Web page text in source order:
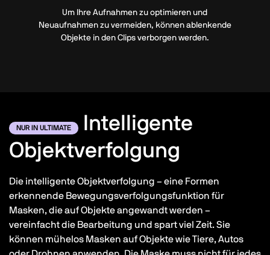
Um Ihre Aufnahmen zu optimieren und
Neuaufnahmen zu vermeiden, können ablenkende
Objekte in den Clips verborgen werden.
NUR IN ULTIMATE
Intelligente
Objektverfolgung
Die intelligente Objektverfolgung – eine Formen
erkennende Bewegungsverfolgungsfunktion für
Masken, die auf Objekte angewandt werden –
vereinfacht die Bearbeitung und spart viel Zeit. Sie
können mühelos Masken auf Objekte wie Tiere, Autos